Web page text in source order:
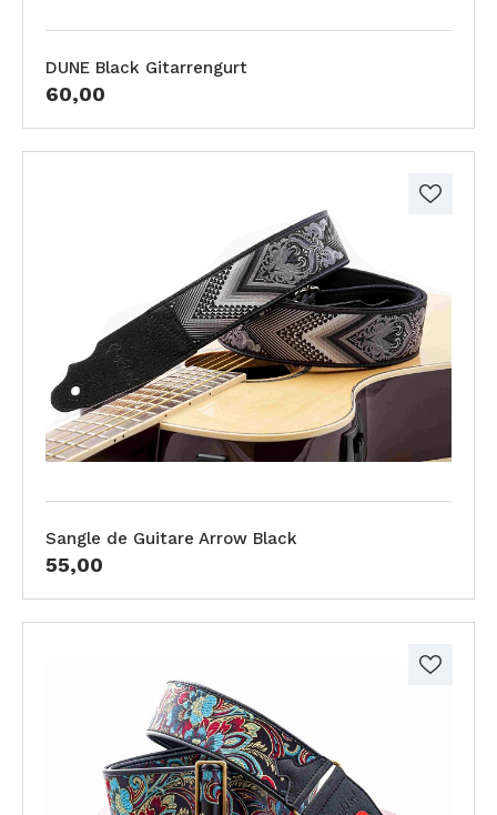
DUNE Black Gitarrengurt
60,00
Sangle de Guitare Arrow Black
55,00